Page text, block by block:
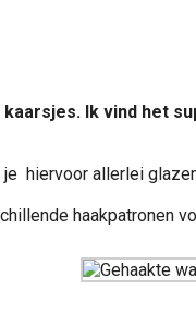
Ik vind het
hiervoor allerlei
haakpatronen